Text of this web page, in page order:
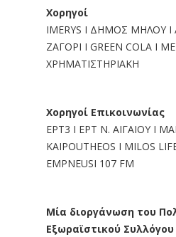
Χορηγοί
IMERYS Ι ΔΗΜΟΣ ΜΗΛΟΥ Ι
ΖΑΓΟΡΙ Ι GREEN COLA I
ΧΡΗΜΑΤΙΣΤΗΡΙΑΚΗ
Χορηγοί Επικοινωνίας
EΡT3 Ι ΕΡΤ Ν. ΑΙΓΑΙΟΥ Ι
KAIPOUTHEOS I MILOS
EMPNEUSI 107 FM
Μία διοργάνωση του
Εξωραϊστικού